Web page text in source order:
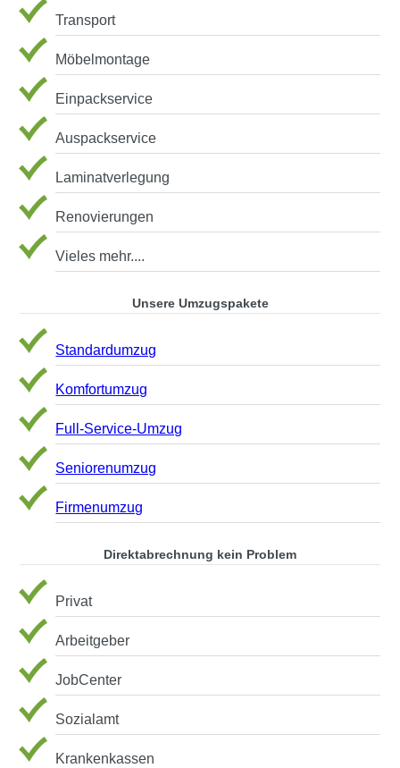
Transport
Möbelmontage
Einpackservice
Auspackservice
Laminatverlegung
Renovierungen
Vieles mehr....
Unsere Umzugspakete
Standardumzug
Komfortumzug
Full-Service-Umzug
Seniorenumzug
Firmenumzug
Direktabrechnung kein Problem
Privat
Arbeitgeber
JobCenter
Sozialamt
Krankenkassen